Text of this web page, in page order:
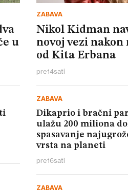
u
ZABAVA
Nikol Kidman
novoj vezi nakon
od Kita Erbana
pre14sati
ZABAVA
Dikaprio i bračni par
ulažu 200 miliona
spasavanje
vrsta na planeti
pre16sati
ZABAVA